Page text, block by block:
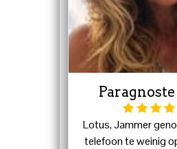
Lotus, Jammer
telefoon te weinig